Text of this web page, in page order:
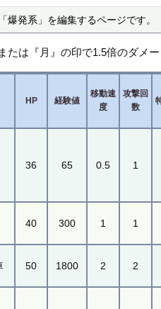
爆発系」を編集するページです。
たは『月』の印で1.5倍のダメー
HP 経験値
移動速
度
攻撃回
数
36 65 0.5 1
40 300 1 1
50 1800 2 2